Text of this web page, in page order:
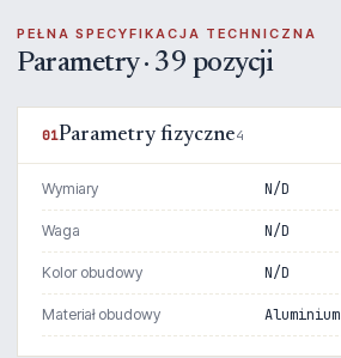
PEŁNA SPECYFIKACJA TECHNICZNA
Parametry · 39 pozycji
01Parametry fizyczne4
Wymiary N/D
Waga N/D
Kolor obudowy N/D
Materiał obudowy Aluminium